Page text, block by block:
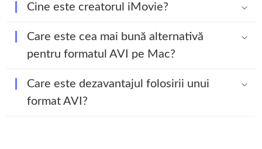
Cine este creatorul iMovie?
Care este cea mai bună alternativă
pentru formatul AVI pe Mac?
Care este dezavantajul folosirii unui
format AVI?